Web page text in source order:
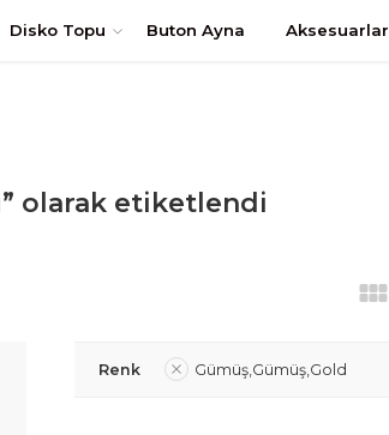
Hemen Sipariş Oluştur
Disko Topu Buton Ayna Aksesuarlar
olarak etiketlendi
Renk Gümüş,Gümüş,Gold